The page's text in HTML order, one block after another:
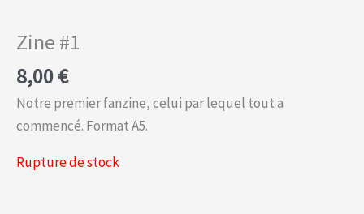
Zine #1
8,00€
Notre premier fanzine, celui par lequel tout a
commencé. Format A5.
Rupture de stock